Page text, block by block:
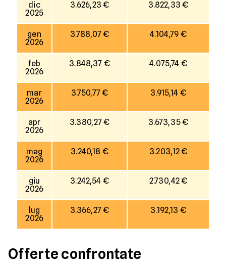
dic
2025
3.626,23 € 3.822,33 €
gen
2026
3.788,07 € 4.104,79 €
feb
2026
3.848,37 € 4.075,74 €
mar
2026
3.750,77 € 3.915,14 €
apr
2026
3.380,27 € 3.673,35 €
mag
2026
3.240,18 € 3.203,12 €
giu
2026
3.242,54 € 2.730,42 €
lug
2026
3.366,27 € 3.192,13 €
Offerte confrontate